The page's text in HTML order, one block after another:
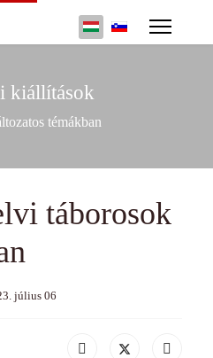
Válasszon nyelvet
kiállítások
témákban
táborosok
július 06